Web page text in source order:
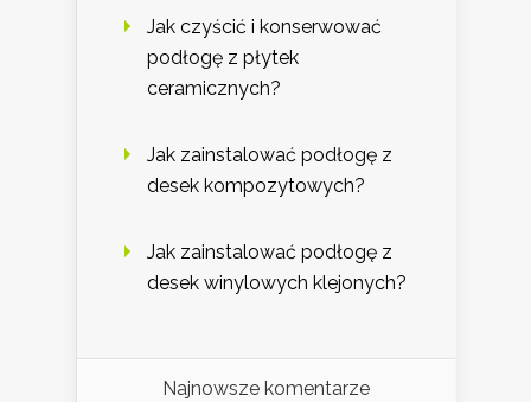
Jak czyścić i konserwować
podłogę z płytek
ceramicznych?
Jak zainstalować podłogę z
desek kompozytowych?
Jak zainstalować podłogę z
desek winylowych klejonych?
Najnowsze komentarze